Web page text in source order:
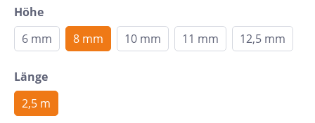
Höhe
6 mm
8 mm 10 mm 11 mm 12,5 mm
Länge
2,5 m